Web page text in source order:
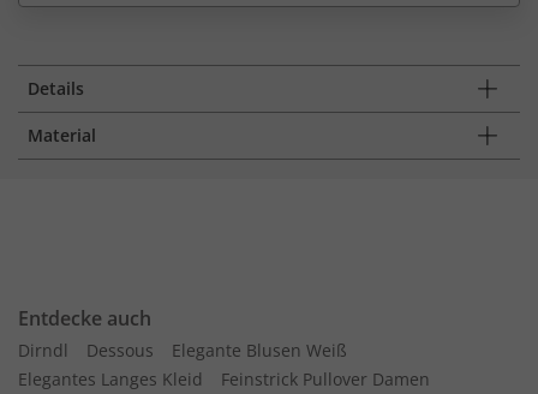
Details
Material
Entdecke auch
Dirndl Dessous
Elegante Blusen Weiß
Elegantes Langes Kleid
Feinstrick Pullover Damen